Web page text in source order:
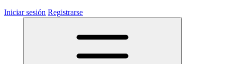
Iniciar sesión Registrarse